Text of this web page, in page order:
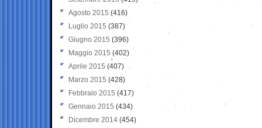
Agosto 2015 (416)
Luglio 2015 (387)
Giugno 2015 (396)
Maggio 2015 (402)
Aprile 2015 (407)
Marzo 2015 (428)
Febbraio 2015 (417)
Gennaio 2015 (434)
Dicembre 2014 (454)